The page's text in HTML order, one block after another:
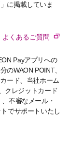
に掲載していま
よくあるご質問
Payアプリへの
のWAON POINT、
ード、当社ホーム
クレジットカード
不審なメール・
でサポートいたし